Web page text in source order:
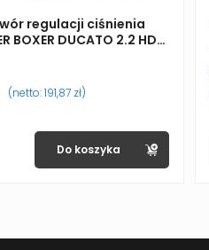
regulacji ciśnienia
BOXER DUCATO 2.2 HDI
(netto:191,87 zł)
Do koszyka